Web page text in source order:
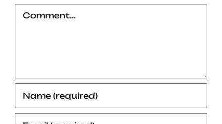
Comment